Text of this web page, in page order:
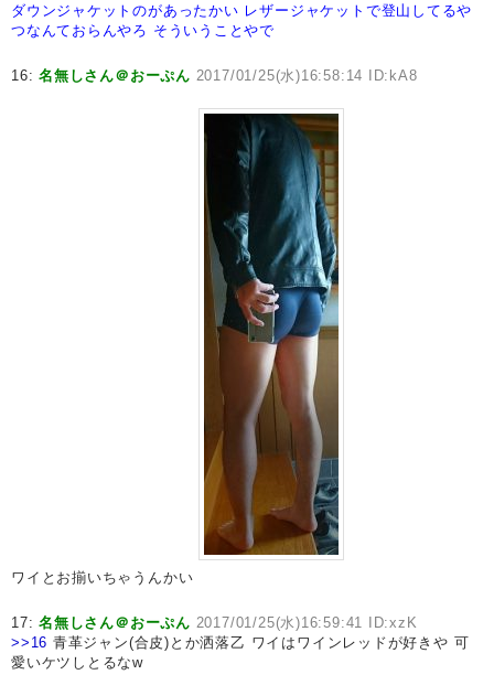
ダウンジャケットのがあったかい レザージャケットで登山してるや
つなんておらんやろ そういうことやで
16:名無しさん＠おーぷん 2017/01/25(水)16:58:14 ID:kA8
ワイとお揃いちゃうんかい
17:名無しさん＠おーぷん 2017/01/25(水)16:59:41 ID:xzK
>>16 青革ジャン(合皮)とか洒落乙 ワイはワインレッドが好きや 可
愛いケツしとるなw